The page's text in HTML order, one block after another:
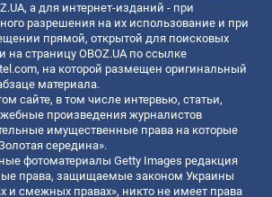
а для интернет-изданий - при
разрешения на их использование и при
прямой, открытой для поисковых
на страницу OBOZ.UA по ссылке
, на которой размещен оригинальный
материала.
сайте, в том числе интервью, статьи,
произведения журналистов
имущественные права на которые
середина».
фотоматериалы Getty Images редакция
права, защищаемые законом Украины
и смежных правах», никто не имеет права